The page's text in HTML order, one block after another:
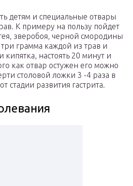
детям и специальные отвары
К примеру на пользу пойдет
зверобоя, черной смородины
грамма каждой из трав и
кипятка, настоять 20 минут и
как отвар остужен его можно
столовой ложки 3 -4 раза в
стадии развития гастрита.